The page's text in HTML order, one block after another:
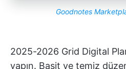
Goodnotes
2025-2026 Grid Digital
yapın. Basit ve temiz